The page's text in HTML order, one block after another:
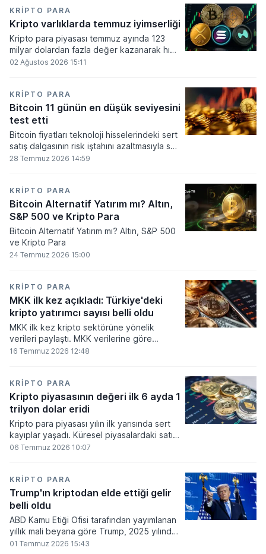
çalışmalarındaki belirsizliklerle baskı altında
kalmaya devam ediyor.
KRIPTO PARA
Kripto varlıklarda temmuz iyimserliği
Kripto para piyasası temmuz ayında 123
milyar dolardan fazla değer kazanarak hızlı
bir toparlanma sürecine girdi. Bitcoin ve
2 trilyon 159 milyar 780 milyon dolar
seviyesine ulaştı.
02 Ağustos 2026 15:11
KRIPTO PARA
Bitcoin 11 günün en düşük seviyesini
test etti
Bitcoin fiyatları teknoloji hisselerindeki sert
satış dalgasının risk iştahını azaltmasıyla son
11 günün en düşük seviyesine indi.
28 Temmuz 2026 14:59
KRIPTO PARA
Bitcoin Alternatif Yatırım mı? Altın,
S&P 500 ve Kripto Para
Bitcoin Alternatif Yatırım mı? Altın, S&P 500
ve Kripto Para
24 Temmuz 2026 15:00
KRIPTO PARA
MKK ilk kez açıkladı: Türkiye'deki
kripto yatırımcı sayısı belli oldu
MKK ilk kez kripto sektörüne yönelik
verileri paylaştı. MKK verilerine göre
platformlarda bugüne kadar 5,6 milyon
olarak belirlendi.
16 Temmuz 2026 12:48
KRIPTO PARA
Kripto piyasasının değeri ilk 6 ayda 1
trilyon dolar eridi
Kripto para piyasası yılın ilk yarısında sert
kayıplar yaşadı. Küresel piyasalardaki satış
baskısı ve artan faiz baskısının etkisiyle
06 Temmuz 2026 10:07
KRIPTO PARA
Trump'ın kriptodan elde ettiği gelir
belli oldu
ABD Kamu Etiği Ofisi tarafından yayımlanan
yıllık mali beyana göre Trump, 2025 yılında
kripto para ve memecoin faaliyetlerinden
01 Temmuz 2026 15:43